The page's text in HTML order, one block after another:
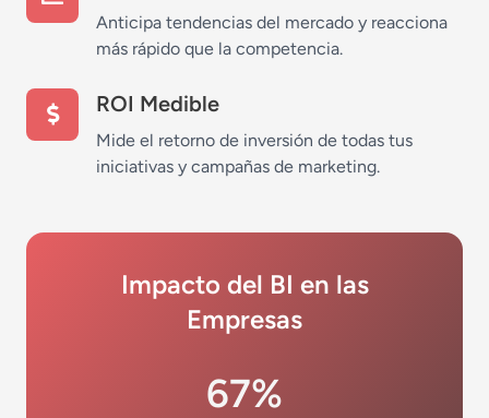
Anticipa tendencias del mercado y reacciona
más rápido que la competencia.
ROI Medible
Mide el retorno de inversión de todas tus
iniciativas y campañas de marketing.
Impacto del BI en las
Empresas
67%